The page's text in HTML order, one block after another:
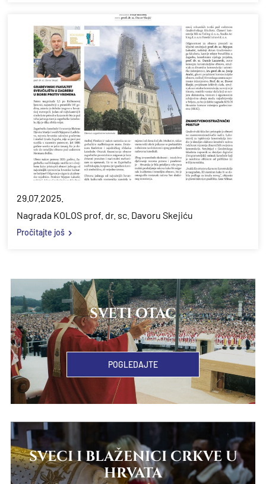
29.07.2025.
Nagrada KOLOS prof. dr. sc. Davoru Skejiću
Pročitajte još
SVETI OTAC
POGLEDAJTE
SVECI I BLAŽENICI CRKVE U
HRVATA